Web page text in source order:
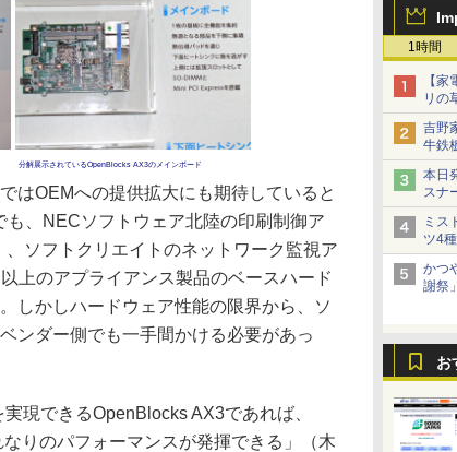
1時間
【
リの
吉野
牛鉄
本日
スナ
とま
ミス
ツ4
かつ
謝祭
お
分解展示されているOpenBlocks AX3のメインボード
はOEMへの提供拡大にも期待していると
、NECソフトウェア北陸の印刷制御ア
ソフトクリエイトのネットワーク監視ア
上のアプライアンス製品のベースハード
しかしハードウェア性能の限界から、ソ
ンダー側でも一手間かける必要があっ
現できるOpenBlocks AX3であれば、
りのパフォーマンスが発揮できる」（木